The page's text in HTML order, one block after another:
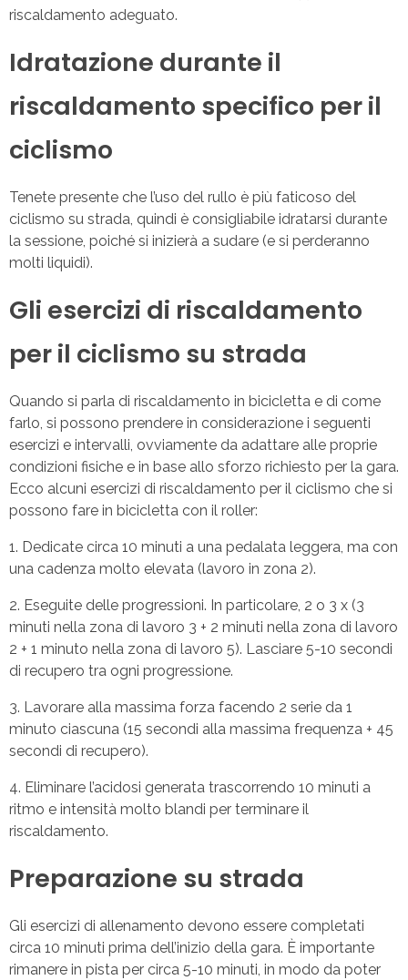
riscaldamento adeguato.
Idratazione durante il
riscaldamento specifico per il
ciclismo
Tenete presente che l’uso del rullo è più faticoso del
ciclismo su strada, quindi è consigliabile idratarsi durante
la sessione, poiché si inizierà a sudare (e si perderanno
molti liquidi).
Gli esercizi di riscaldamento
per il ciclismo su strada
Quando si parla di riscaldamento in bicicletta e di come
farlo, si possono prendere in considerazione i seguenti
esercizi e intervalli, ovviamente da adattare alle proprie
condizioni fisiche e in base allo sforzo richiesto per la gara.
Ecco alcuni esercizi di riscaldamento per il ciclismo che si
possono fare in bicicletta con il roller:
Dedicate circa 10 minuti a una pedalata leggera, ma con
una cadenza molto elevata (lavoro in zona 2).
Eseguite delle progressioni. In particolare, 2 o 3 x (3
minuti nella zona di lavoro 3 + 2 minuti nella zona di lavoro
2 + 1 minuto nella zona di lavoro 5). Lasciare 5-10 secondi
di recupero tra ogni progressione.
Lavorare alla massima forza facendo 2 serie da 1
minuto ciascuna (15 secondi alla massima frequenza + 45
secondi di recupero).
Eliminare l’acidosi generata trascorrendo 10 minuti a
ritmo e intensità molto blandi per terminare il
riscaldamento.
Preparazione su strada
Gli esercizi di allenamento devono essere completati
circa 10 minuti prima dell’inizio della gara. È importante
rimanere in pista per circa 5-10 minuti, in modo da poter